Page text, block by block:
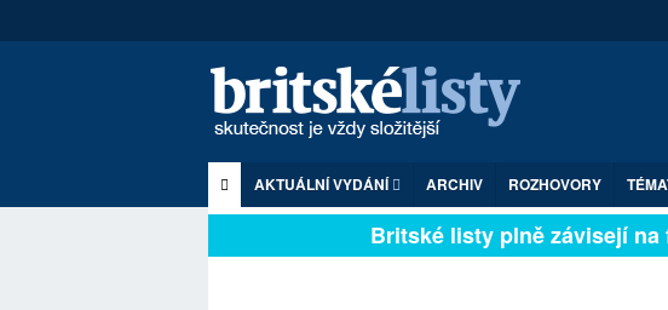
AKTUÁLNÍ VYDÁNÍ ARCHIV ROZHOVORY
Britské listy plně závisejí na